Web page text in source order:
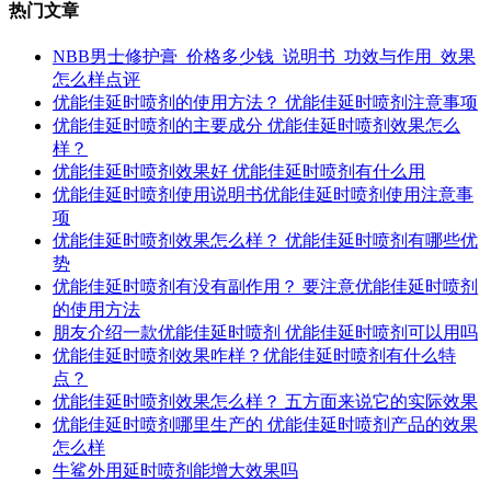
热门文章
NBB男士修护膏_价格多少钱_说明书_功效与作用_效果
怎么样点评
优能佳延时喷剂的使用方法？ 优能佳延时喷剂注意事项
优能佳延时喷剂的主要成分 优能佳延时喷剂效果怎么
样？
优能佳延时喷剂效果好 优能佳延时喷剂有什么用
优能佳延时喷剂使用说明书优能佳延时喷剂使用注意事
项
优能佳延时喷剂效果怎么样？ 优能佳延时喷剂有哪些优
势
优能佳延时喷剂有没有副作用？ 要注意优能佳延时喷剂
的使用方法
朋友介绍一款优能佳延时喷剂 优能佳延时喷剂可以用吗
优能佳延时喷剂效果咋样？优能佳延时喷剂有什么特
点？
优能佳延时喷剂效果怎么样？ 五方面来说它的实际效果
优能佳延时喷剂哪里生产的 优能佳延时喷剂产品的效果
怎么样
牛鲨外用延时喷剂能增大效果吗